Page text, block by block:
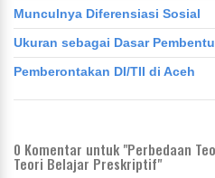
Munculnya Diferensiasi Sosial
Ukuran sebagai Dasar
Pemberontakan DI/TII di Aceh
0 Komentar untuk "Perbedaan
Teori Belajar Preskriptif"